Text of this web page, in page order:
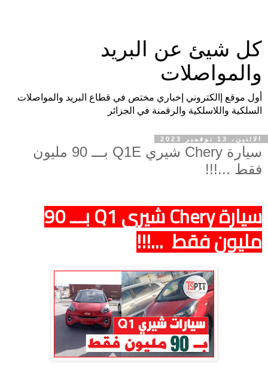
كل شيئ عن البريد
والمواصلات
أول موقع إالكتروني إخباري مختص في قطاع البريد والمواصلات
السلكية واللاسلكية والرقمنة في الجزائر
الاثنين، 13 نوفمبر 2023
سيارة Chery شيري Q1E بـــ 90 مليون
فقط ...!!!
سيارة Chery شيري Q1 بـــ 90
مليون فقط ...!!!